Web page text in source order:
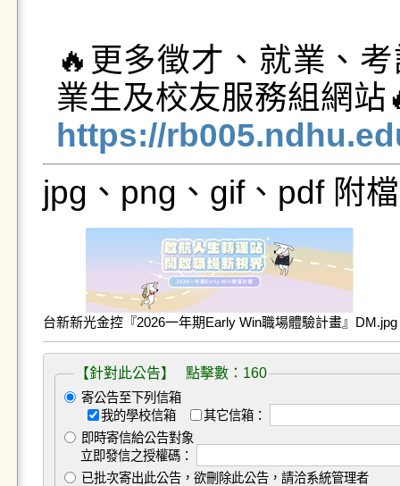
🔥更多徵才、就業、
https://
jpg、png、gif、pdf 附
台新新光金控『2026一年期Early Win職場體驗計畫』DM.jpg
【針對此公告】 點擊數：160
寄公告至下列信箱
我的學校信箱
其它信箱：
即時寄信給公告對象
立即發信之授權碼：
已批次寄出此公告，欲刪除此公告，請洽系統管理者